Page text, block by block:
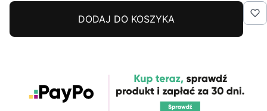
DODAJ DO KOSZYKA